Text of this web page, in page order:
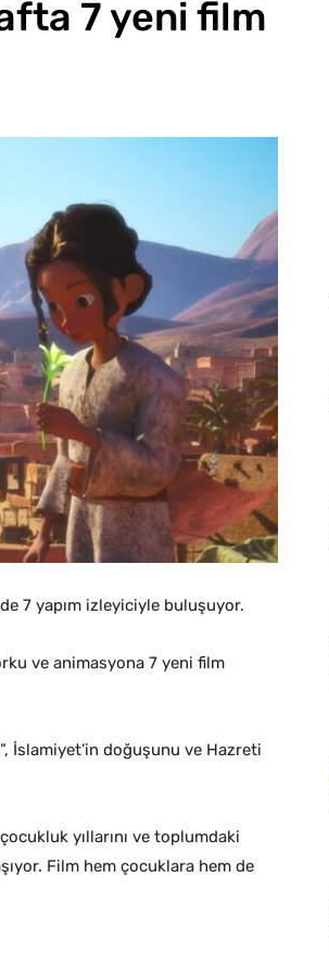
7 yeni film
7 yapım izleyiciyle buluşuyor.
ve animasyona 7 yeni film
İslamiyet’in doğuşunu ve Hazreti
yıllarını ve toplumdaki
Film hem çocuklara hem de